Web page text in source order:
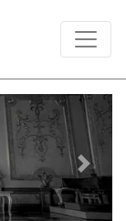
Next